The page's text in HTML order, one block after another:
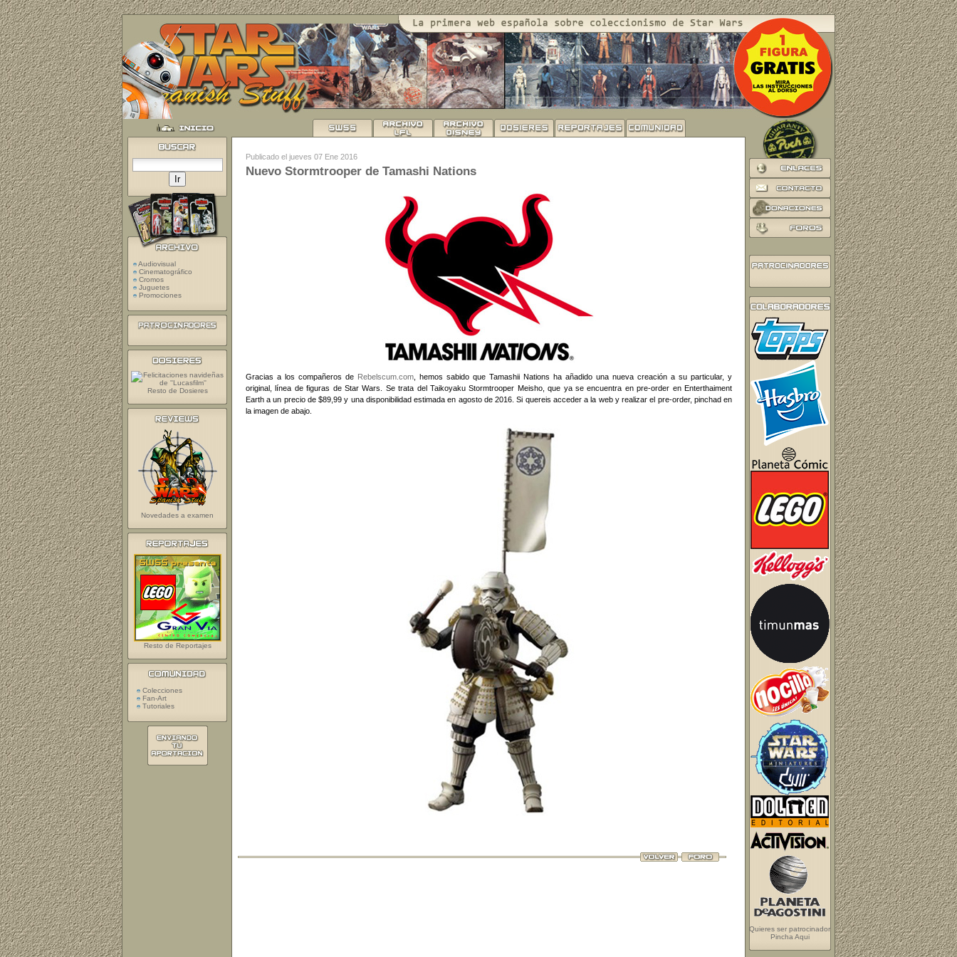
Publicado el jueves 07 Ene 2016
Nuevo Stormtrooper de Tamashi Nations
Gracias a los compañeros de Rebelscum.com , hemos sabido que Tamashii Nations ha añadido una nueva creación a su particular, y
original, línea de figuras de Star Wars. Se trata del Taikoyaku Stormtrooper Meisho, que ya se encuentra en pre-order en Enterthaiment
Earth a un precio de $89,99 y una disponibilidad estimada en agosto de 2016. Si quereis acceder a la web y realizar el pre-order, pinchad en
la imagen de abajo.
Quieres ser patrocinador
Pincha Aqui
Audiovisual
Cinematográfico
Cromos
Juguetes
Promociones
Resto de Dosieres
Novedades a examen
Resto de Reportajes
Colecciones
Fan-Art
Tutoriales